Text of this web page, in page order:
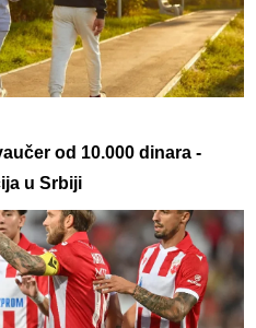
od 10.000 dinara -
u Srbiji